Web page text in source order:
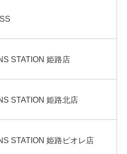
STATION 姫路店
STATION 姫路北店
STATION 姫路ピオレ店